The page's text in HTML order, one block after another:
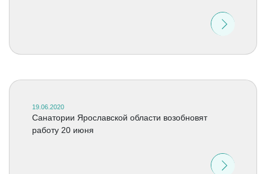
19.06.2020
Санатории Ярославской области возобновят
работу 20 июня